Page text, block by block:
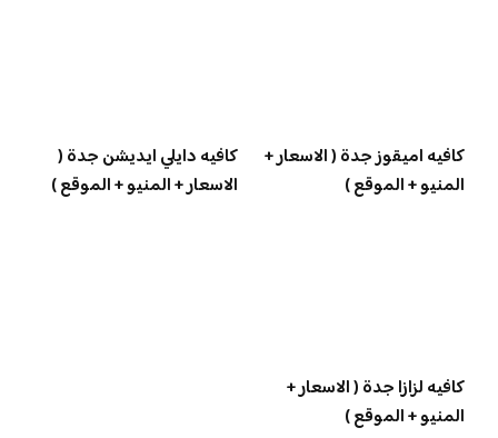
كافيه اميقوز جدة ( الاسعار +
المنيو + الموقع )
كافيه دايلي ايديشن جدة (
الاسعار + المنيو + الموقع )
كافيه لزازا جدة ( الاسعار +
المنيو + الموقع )